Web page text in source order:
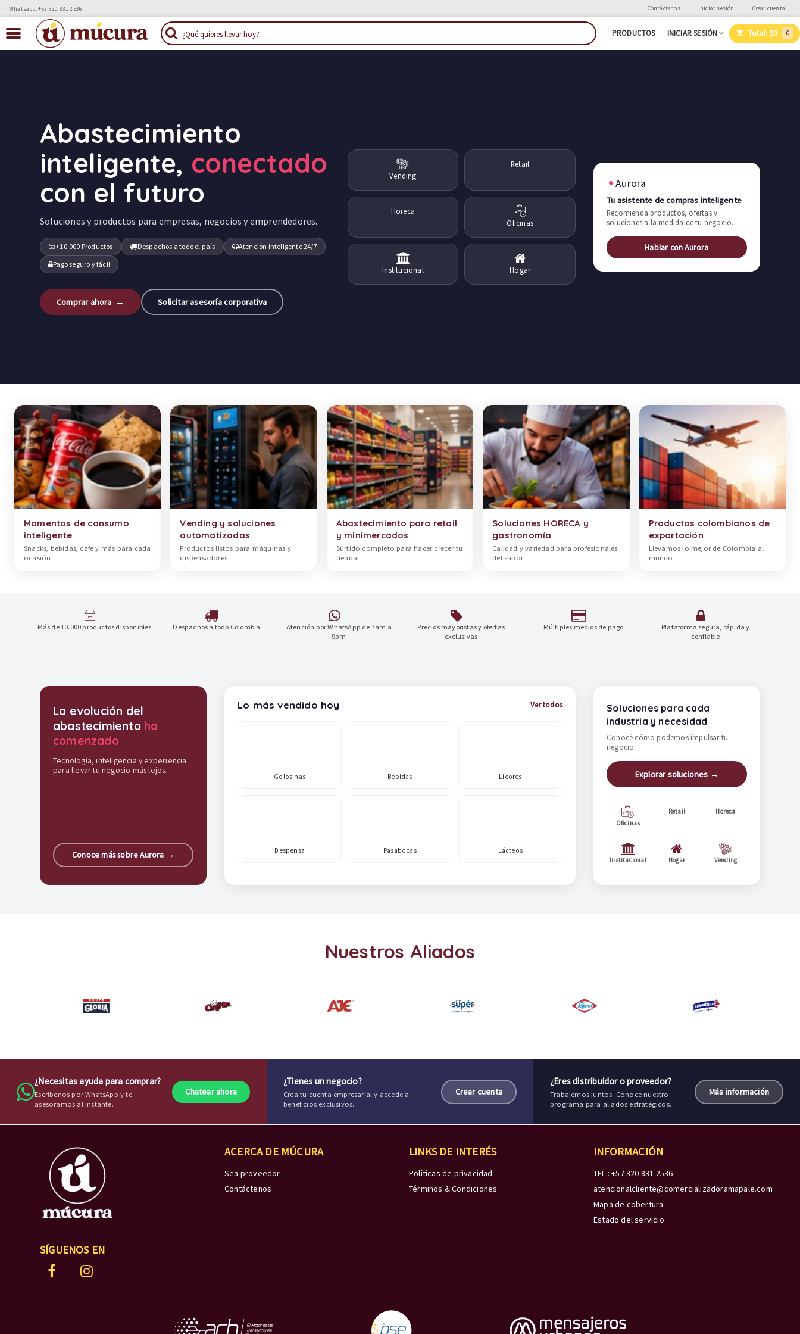
Whatsapp: +57 320 831 2536 Contáctenos Iniciar sesión Crear cuenta
PRODUCTOS INICIAR SESIÓN Total:$0 0
Abastecimiento
inteligente, conectado
con el futuro
Soluciones y productos para empresas, negocios y emprendedores.
+10.000 Productos Despachos a todo el país
Atención inteligente 24/7
Pago seguro y fácil
Comprar ahora → Solicitar asesoría corporativa
Vending
Retail
Horeca
Oficinas
Institucional Hogar
✦Aurora
Tu asistente de compras inteligente
Recomienda productos, ofertas y
soluciones a la medida de tu negocio.
Hablar con Aurora
Categorías de productos
Momentos de consumo
inteligente
Snacks, bebidas, café y más para cada
ocasión
Vending y soluciones
automatizadas
Productos listos para máquinas y
dispensadores
Abastecimiento para retail
y minimercados
Surtido completo para hacer crecer tu
tienda
Soluciones HORECA y
gastronomía
Calidad y variedad para profesionales
del sabor
Productos colombianos de
exportación
Llevamos lo mejor de Colombia al
mundo
Más de 10.000 productos disponibles Despachos a todo Colombia
Atención por WhatsApp de 7am a
9pm
Precios mayoristas y ofertas
exclusivas
Múltiples medios de pago
Plataforma segura, rápida y
confiable
Destacados y soluciones
La evolución del
abastecimiento ha
comenzado
Tecnología, inteligencia y experiencia
para llevar tu negocio más lejos.
Conoce más sobre Aurora →
Lo más vendido hoy Ver todos
Golosinas Bebidas Licores
Despensa Pasabocas Lácteos
Soluciones para cada
industria y necesidad
Conocé cómo podemos impulsar tu
negocio.
Explorar soluciones →
Oficinas
Retail Horeca
Institucional Hogar Vending
Nuestros Aliados
¿Necesitas ayuda para comprar?
Escríbenos por WhatsApp y te
asesoramos al instante.
Chatear ahora
¿Tienes un negocio?
Crea tu cuenta empresarial y accede a
beneficios exclusivos.
Crear cuenta
¿Eres distribuidor o proveedor?
Trabajemos juntos. Conoce nuestro
programa para aliados estratégicos.
Más información
SÍGUENOS EN
ACERCA DE MÚCURA
Sea proveedor
Contáctenos
LINKS DE INTERÉS
Políticas de privacidad
Términos & Condiciones
INFORMACIÓN
TEL.: +57 320 831 2536
atencionalcliente@comercializadoramapale.com
Mapa de cobertura
Estado del servicio